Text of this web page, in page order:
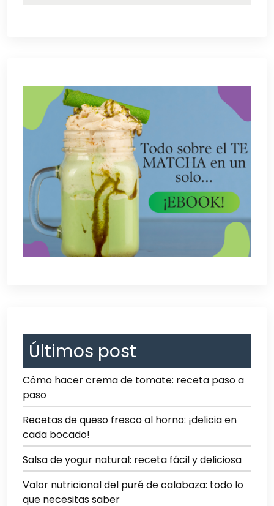
Últimos post
Cómo hacer crema de tomate: receta paso a
paso
Recetas de queso fresco al horno: ¡delicia en
cada bocado!
Salsa de yogur natural: receta fácil y deliciosa
Valor nutricional del puré de calabaza: todo lo
que necesitas saber